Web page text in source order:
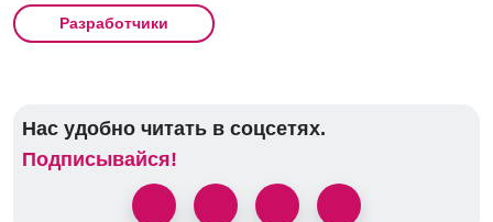
Разработчики
Нас удобно читать в соцсетях.
Подписывайся!